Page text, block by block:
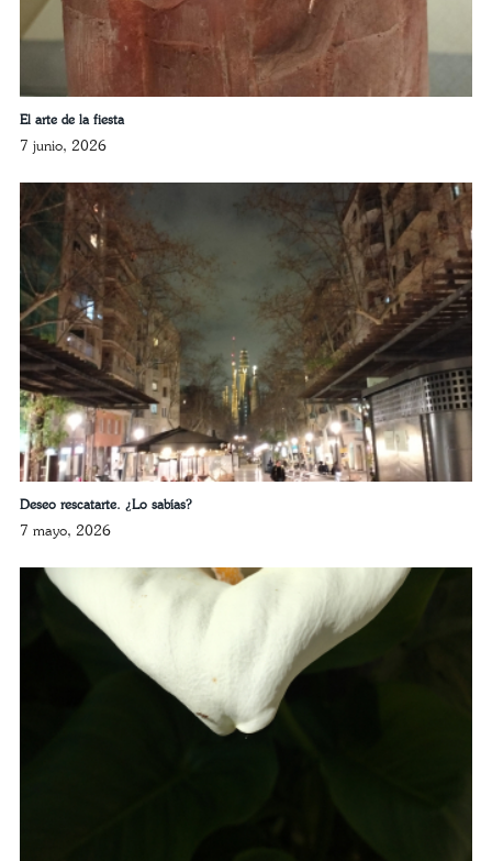
El arte de la fiesta
7 junio, 2026
Deseo rescatarte. ¿Lo sabías?
7 mayo, 2026